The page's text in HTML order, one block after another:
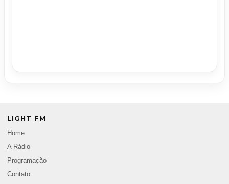
LIGHT FM
Home
A Rádio
Programação
Contato